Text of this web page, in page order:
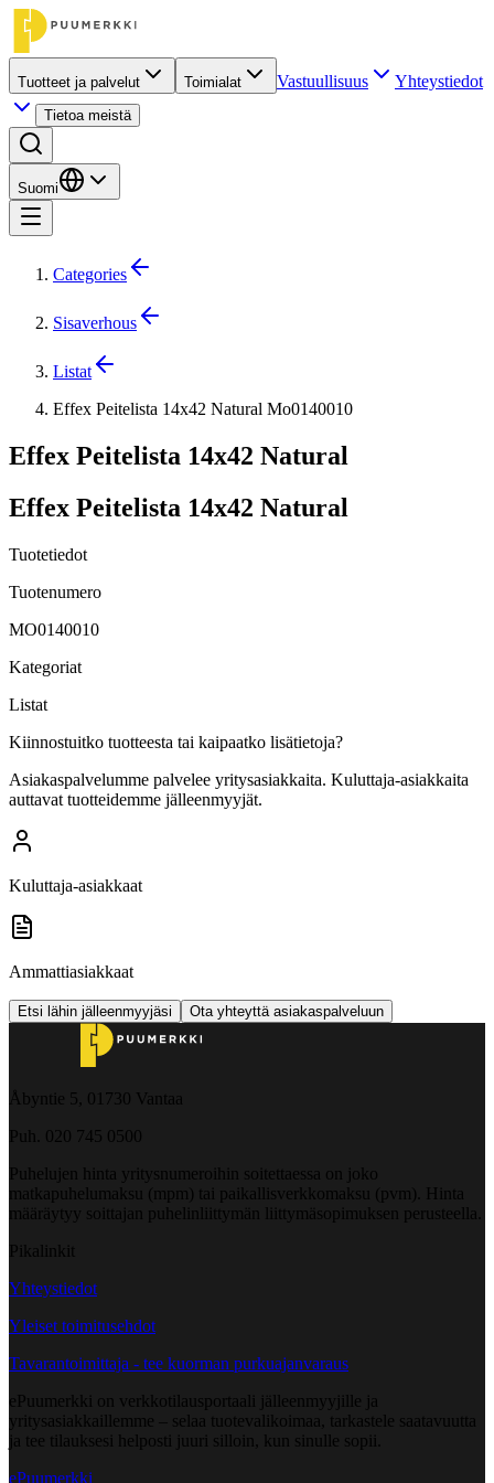
Tuotteet ja palvelut Toimialat Vastuullisuus Yhteystiedot
Tietoa meistä
Suomi
Categories
Sisaverhous
Listat
Effex Peitelista 14x42 Natural Mo0140010
Effex Peitelista 14x42 Natural
Effex Peitelista 14x42 Natural
Tuotetiedot
Tuotenumero
MO0140010
Kategoriat
Listat
Kiinnostuitko tuotteesta tai kaipaatko lisätietoja?
Asiakaspalvelumme palvelee yritysasiakkaita. Kuluttaja-asiakkaita
auttavat tuotteidemme jälleenmyyjät.
Kuluttaja-asiakkaat
Ammattiasiakkaat
Etsi lähin jälleenmyyjäsi Ota yhteyttä asiakaspalveluun
Åbyntie 5, 01730 Vantaa
Puh. 020 745 0500
Puhelujen hinta yritysnumeroihin soitettaessa on joko
matkapuhelumaksu (mpm) tai paikallisverkkomaksu (pvm). Hinta
määräytyy soittajan puhelinliittymän liittymäsopimuksen perusteella.
Pikalinkit
Yhteystiedot
Yleiset toimitusehdot
Tavarantoimittaja - tee kuorman purkuajanvaraus
ePuumerkki on verkkotilausportaali jälleenmyyjille ja
yritysasiakkaillemme – selaa tuotevalikoimaa, tarkastele saatavuutta
ja tee tilauksesi helposti juuri silloin, kun sinulle sopii.
ePuumerkki